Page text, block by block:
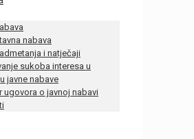
nabava
i natječaji
sukoba interesa u
javne nabave
ugovora o javnoj nabavi